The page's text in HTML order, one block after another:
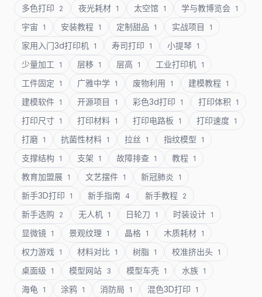
多色打印 2 夜光耗材 1 太空馆 1 学与教博览会 1
宇宙 1 安装教程 1 定制甜品 1 实战项目 1
家用入门3d打印机 1 寿司打印 1 小提琴 1
少量加工 1 层移 1 层高 1 工业打印机 1
工件固定 1 广雅中学 1 废物利用 1 建模教程 1
建模软件 1 开源项目 1 彩色3d打印 1 打印体积 1
打印尺寸 1 打印材料 1 打印电路板 1 打印速度 1
打磨 1 抗菌性材料 1 拉丝 1 指纹模型 1
支撑结构 1 支架 1 故障排查 1 教程 1
教育加盟展 1 文艺摆件 1 新冠肺炎 1
新手3D打印 1 新手指南 4 新手教程 2
新手选购 2 无人机 1 日轮刀 1 时装设计 1
显微镜 1 景观纹理 1 晶格 1 木质耗材 1
权力游戏 1 材料对比 1 树脂 1 校准挤出头 1
桌面级 1 模型网站 3 模型车壳 1 水族 1
海龟 1 涂鸦 1 消防局 1 混色3D打印 1